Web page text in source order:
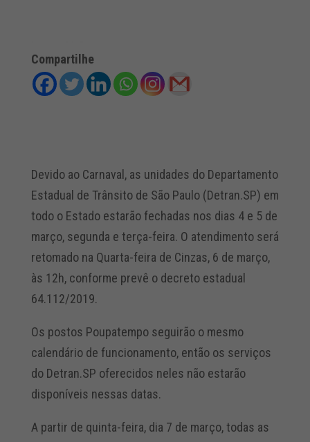
Compartilhe
Devido ao Carnaval, as unidades do Departamento
Estadual de Trânsito de São Paulo (Detran.SP) em
todo o Estado estarão fechadas nos dias 4 e 5 de
março, segunda e terça-feira. O atendimento será
retomado na Quarta-feira de Cinzas, 6 de março,
às 12h, conforme prevê o decreto estadual
64.112/2019.
Os postos Poupatempo seguirão o mesmo
calendário de funcionamento, então os serviços
do Detran.SP oferecidos neles não estarão
disponíveis nessas datas.
A partir de quinta-feira, dia 7 de março, todas as